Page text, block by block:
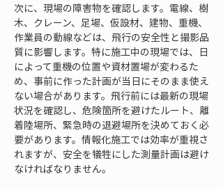
次に、現場の障害物を確認します。電線、樹
木、クレーン、足場、仮設材、建物、重機、
作業員の動線などは、飛行の安全性と撮影品
質に影響します。特に施工中の現場では、日
によって重機の位置や資材置場が変わるた
め、事前に作った計画が当日にそのまま使え
ない場合があります。飛行前には最新の現場
状況を確認し、危険箇所を避けたルート、離
着陸場所、緊急時の退避場所を決めておく必
要があります。情報化施工では効率が重視さ
れますが、安全を犠牲にした測量計画は避け
なければなりません。